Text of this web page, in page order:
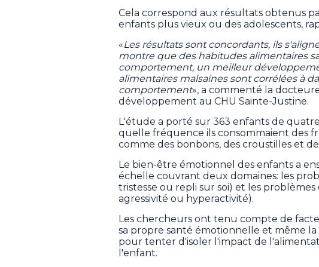
Cela correspond aux résultats obtenus
enfants plus vieux ou des adolescents,
«Les résultats sont concordants, ils
montre que des habitudes alimentaires
comportement, un meilleur
alimentaires malsaines sont corrélées à
comportement», a commenté la
développement au CHU Sainte-Justine.
L'étude a porté sur 363 enfants de
quelle fréquence ils consommaient des
comme des bonbons, des croustilles et
Le bien-être émotionnel des enfants a
échelle couvrant deux domaines: les
tristesse ou repli sur soi) et les
agressivité ou hyperactivité).
Les chercheurs ont tenu compte de
sa propre santé émotionnelle et même
pour tenter d'isoler l'impact de
l'enfant.